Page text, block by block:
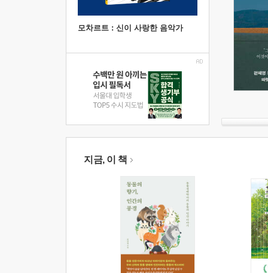
모차르트 : 신이 사랑한 음악가
지금, 이 책